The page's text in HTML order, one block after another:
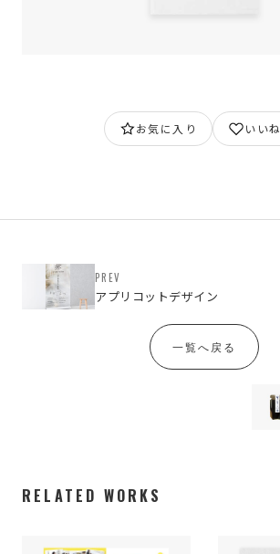
お気に入り いいね
PREV
アプリコットデザイン
一覧へ戻る
RELATED WORKS